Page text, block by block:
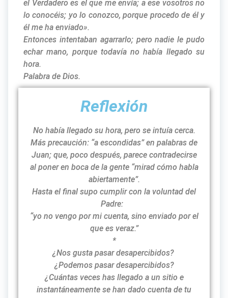
el Verdadero es el que me envía; a ese vosotros no
lo conocéis; yo lo conozco, porque procedo de él y
él me ha enviado».
Entonces intentaban agarrarlo; pero nadie le pudo
echar mano, porque todavía no había llegado su
hora.
Palabra de Dios.
Reflexión
No había llegado su hora, pero se intuía cerca.
Más precaución: “a escondidas” en palabras de
Juan; que, poco después, parece contradecirse
al poner en boca de la gente “mirad cómo habla
abiertamente”.
Hasta el final supo cumplir con la voluntad del
Padre:
“yo no vengo por mi cuenta, sino enviado por el
que es veraz.”
*
¿Nos gusta pasar desapercibidos?
¿Podemos pasar desapercibidos?
¿Cuántas veces has llegado a un sitio e
instantáneamente se han dado cuenta de tu